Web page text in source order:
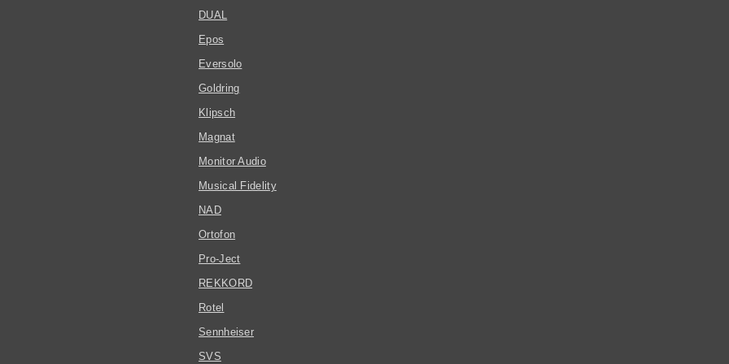
DUAL
Epos
Eversolo
Goldring
Klipsch
Magnat
Monitor Audio
Musical Fidelity
NAD
Ortofon
Pro-Ject
REKKORD
Rotel
Sennheiser
SVS